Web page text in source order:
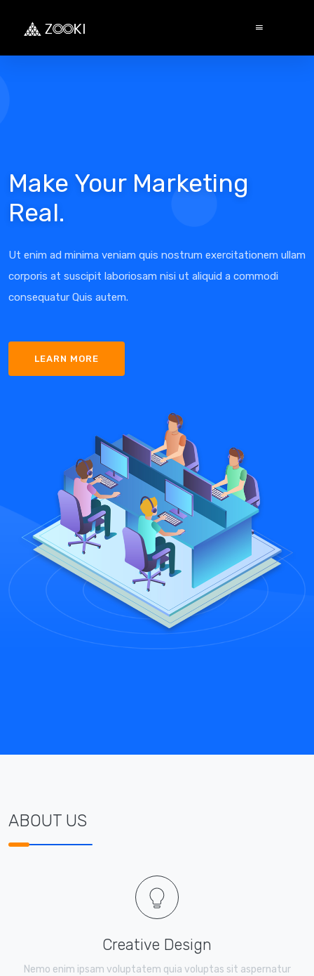
Make Your Marketing
Real.
Ut enim ad minima veniam quis nostrum exercitationem ullam
corporis at suscipit laboriosam nisi ut aliquid a commodi
consequatur Quis autem.
LEARN MORE
ABOUT US
Creative Design
Nemo enim ipsam voluptatem quia voluptas sit aspernatur